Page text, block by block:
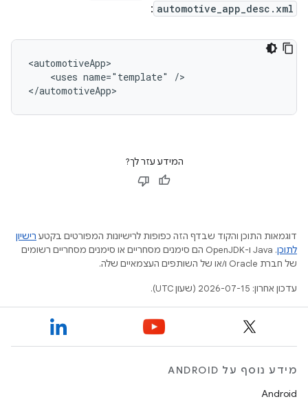
automotive_app_desc.xml
:
<uses name="template"
/>
המידע עזר לך?
דוגמאות התוכן והקוד שבדף הזה כפופות לרישיונות המפורטים בקטע רישיון
לתוכן
.‏ Java ו-OpenJDK הם סימנים מסחריים או סימנים מסחריים רשומים
של חברת Oracle ו/או של השותפים העצמאיים שלה.
עדכון אחרון: 2026-07-15 (שעון UTC).
מידע נוסף על ANDROID
Android